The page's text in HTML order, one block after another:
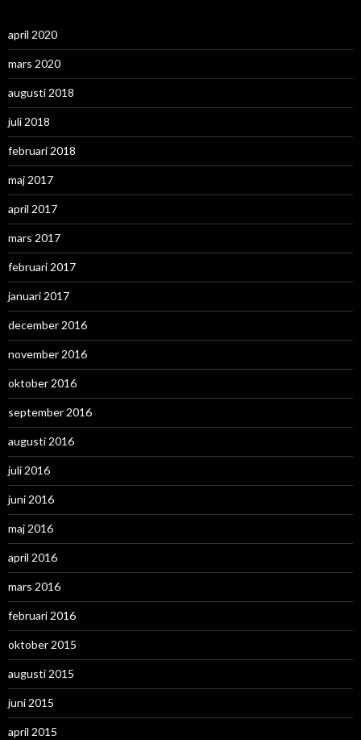
april 2020
mars 2020
augusti 2018
juli 2018
februari 2018
maj 2017
april 2017
mars 2017
februari 2017
januari 2017
december 2016
november 2016
oktober 2016
september 2016
augusti 2016
juli 2016
juni 2016
maj 2016
april 2016
mars 2016
februari 2016
oktober 2015
augusti 2015
juni 2015
april 2015